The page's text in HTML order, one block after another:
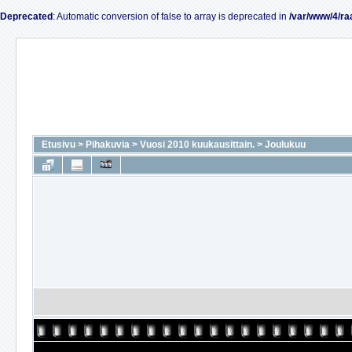
Deprecated : Automatic conversion of false to array is deprecated in /var/www/4/
Etusivu > Pihakuvia > Vuosi 2010 kuukausittain. > Joulukuu